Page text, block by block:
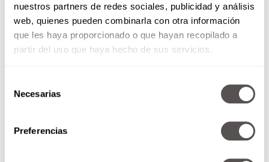
nuestros partners de redes sociales, publicidad y análisis
web, quienes pueden combinarla con otra información
que les haya proporcionado o que hayan recopilado a
partir del uso que haya hecho de sus servicios.
Necesarias
Preferencias
Ley Telecom ¿Cómo decorar tu
casa con poco presupuesto?
Adicciones a las emociones